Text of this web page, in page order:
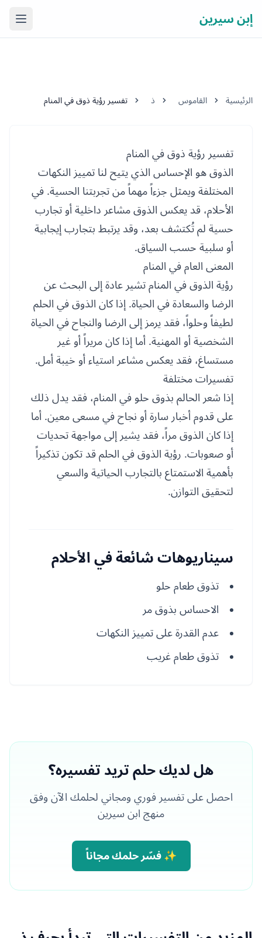
إبن سيرين فتح
الرئيسية القاموس ذ تفسير رؤية ذوق في المنام
تفسير رؤية ذوق في المنام
الذوق هو الإحساس الذي يتيح لنا تمييز النكهات
المختلفة ويمثل جزءاً مهماً من تجربتنا الحسية. في
الأحلام، قد يعكس الذوق مشاعر داخلية أو تجارب
حسية لم تُكتشف بعد، وقد يرتبط بتجارب إيجابية
أو سلبية حسب السياق.
المعنى العام في المنام
رؤية الذوق في المنام تشير عادة إلى البحث عن
الرضا والسعادة في الحياة. إذا كان الذوق في الحلم
لطيفاً وحلواً، فقد يرمز إلى الرضا والنجاح في الحياة
الشخصية أو المهنية. أما إذا كان مريراً أو غير
مستساغ، فقد يعكس مشاعر استياء أو خيبة أمل.
تفسيرات مختلفة
إذا شعر الحالم بذوق حلو في المنام، فقد يدل ذلك
على قدوم أخبار سارة أو نجاح في مسعى معين. أما
إذا كان الذوق مراً، فقد يشير إلى مواجهة تحديات
أو صعوبات. رؤية الذوق في الحلم قد تكون تذكيراً
بأهمية الاستمتاع بالتجارب الحياتية والسعي
لتحقيق التوازن.
سيناريوهات شائعة في الأحلام
تذوق طعام حلو
الاحساس بذوق مر
عدم القدرة على تمييز النكهات
تذوق طعام غريب
هل لديك حلم تريد تفسيره؟
احصل على تفسير فوري ومجاني لحلمك الآن وفق
منهج ابن سيرين
✨ فسّر حلمك مجاناً